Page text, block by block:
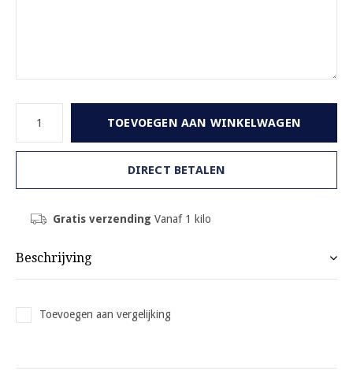
TOEVOEGEN AAN WINKELWAGEN
DIRECT BETALEN
Gratis verzending Vanaf 1 kilo
Beschrijving
Toevoegen aan vergelijking